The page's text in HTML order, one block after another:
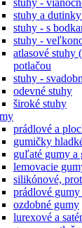
stuhy a
stuhy - s
stuhy -
atlasové stuhy
potlačou
stuhy -
odevné stuhy
široké stuhy
prádlové a
gumičky
guľaté gumy a
lemovacie
silikónové,
prádlové gumy
ozdobné gumy
lurexové a